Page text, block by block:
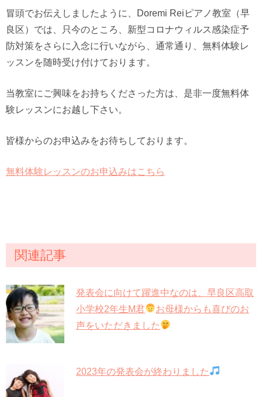
冒頭でお伝えしましたように、Doremi Reiピアノ教室（早
良区）では、只今のところ、新型コロナウィルス感染症予
防対策をさらに入念に行いながら、通常通り、無料体験レ
ッスンを随時受け付けております。
当教室にご興味をお持ちくださった方は、是非一度無料体
験レッスンにお越し下さい。
皆様からのお申込みをお待ちしております。
無料体験レッスンのお申込みはこちら
関連記事
発表会に向けて躍進中なのは、早良区高取
小学校2年生M君
お母様からも喜びのお
声をいただきました
2023年の発表会が終わりました